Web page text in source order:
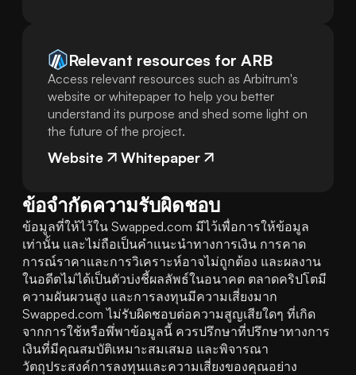
Relevant resources for ARB
Access relevant resources such as Arbitrum's
website or whitepaper to help you better
understand its purpose and shed some light on
the future of the project.
Website Whitepaper
ข้อจำกัดความรับผิดชอบ
ข้อมูลที่ให้ไว้ใน Swapped.com มีไว้เพื่อการให้ข้อมูล
เท่านั้น และไม่ถือเป็นคำแนะนำทางการเงิน การคาด
การณ์ราคาและการวิเคราะห์อาจไม่ถูกต้อง และผลงาน
ในอดีตไม่ได้เป็นตัวบ่งชี้ผลลัพธ์ในอนาคต ตลาดคริปโตมี
ความผันผวนสูง และการลงทุนมีความเสี่ยงมาก
Swapped.com ไม่รับผิดชอบต่อความสูญเสียใดๆ ที่เกิด
จากการใช้หรือพึ่พาข้อมูลนี้ ควรปรึกษาที่ปรึกษาทางการ
เงินที่มีคุณสมบัติเหมาะสมเสมอ และพิจารณา
วัตถุประสงค์การลงทุนและความเสี่ยงของคุณอย่าง